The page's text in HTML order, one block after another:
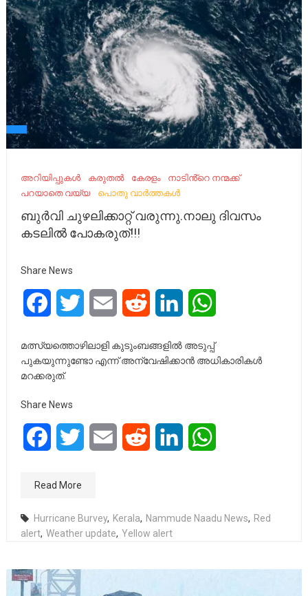
അറിയിപ്പുകൾ കരുതൽ കേരളം
നാടിൻ്റെ നന്മക്ക്
പറയാതെ വയ്യ
പൊതു വാർത്തകൾ
ബുർവി ചുഴലിക്കാറ്റ് വരുന്നു.നാലു ദിവസം
കടലിൽ പോകരുത്!!!
Share News
FacebookTwitter Email Reddit LinkedIn
മത്സ്യത്തൊഴിലാളി കുടുംബങ്ങളിൽ അടുപ്പ്
പുകയുന്നുണ്ടോ എന്ന് അന്വേഷിക്കാൻ അധികാരികൾ
മറക്കരുത്.
Share News
FacebookTwitter Email Reddit LinkedIn
Read More
Hurricane Burvey, Kerala, Nammude Naadu News, Red
alert, Weather update, Yellow alert